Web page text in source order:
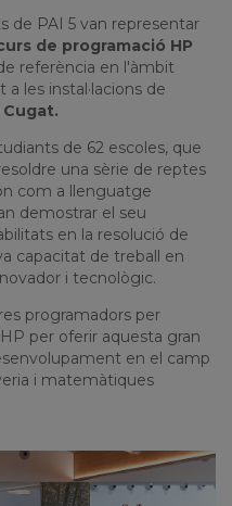
de PAI 5 van representar
de programació HP
referència en l'àmbit
a les instal·lacions de
Cugat.
de 62 escoles, que
una sèrie de reptes
com a
llenguatge
demostrar el seu
en la resolució de
capacitat de treball
en
i tecnològic.
programadors per
HP per oferir aquesta gran
en el camp
i matemàtiques